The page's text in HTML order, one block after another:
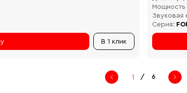
В 1 клик
Мощность
Звуковая
Серия:
/ 6